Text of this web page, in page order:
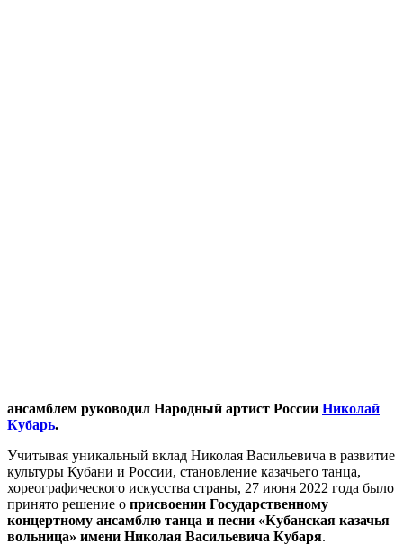
ансамблем руководил Народный артист России Николай
Кубарь.
Учитывая уникальный вклад Николая Васильевича в развитие
культуры Кубани и России, становление казачьего танца,
хореографического искусства страны, 27 июня 2022 года было
принято решение о присвоении Государственному
концертному ансамблю танца и песни «Кубанская казачья
вольница» имени Николая Васильевича Кубаря.